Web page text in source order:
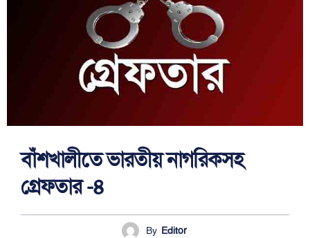
বাঁশখালীতে ভারতীয় নাগরিকসহ
গ্রেফতার -৪
By Editor